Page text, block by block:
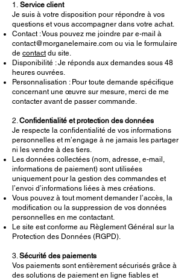
1. Service client
Je suis à votre disposition pour répondre à vos
questions et vous accompagner dans votre achat.
Contact : Vous pouvez me joindre par e-mail à
contact@morganelemaire.com ou via le formulaire
de contact du site.
Disponibilité : Je réponds aux demandes sous 48
heures ouvrées.
Personnalisation : Pour toute demande spécifique
concernant une œuvre sur mesure, merci de me
contacter avant de passer commande.
2.Confidentialité et protection des données
Je respecte la confidentialité de vos informations
personnelles et m’engage à ne jamais les partager
ni les vendre à des tiers.
Les données collectées (nom, adresse, e-mail,
informations de paiement) sont utilisées
uniquement pour la gestion des commandes et
l’envoi d’informations liées à mes créations.
Vous pouvez à tout moment demander l’accès, la
modification ou la suppression de vos données
personnelles en me contactant.
Le site est conforme au Règlement Général sur la
Protection des Données (RGPD).
3.Sécurité des paiements
Vos paiements sont entièrement sécurisés grâce à
des solutions de paiement en ligne fiables et